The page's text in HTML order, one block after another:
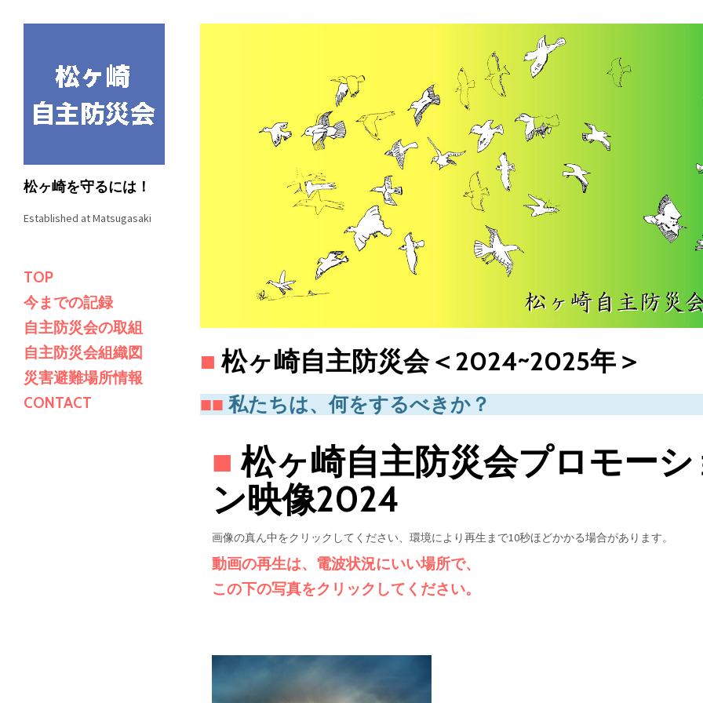
松ヶ崎を守るには！
Established at Matsugasaki
TOP
今までの記録
自主防災会の取組
自主防災会組織図
災害避難場所情報
CONTACT
■ 松ヶ崎自主防災会＜2024~2025年＞
■■ 私たちは、何をするべきか？
■ 松ヶ崎自主防災会プロモーシ
ン映像2024
画像の真ん中をクリックしてください、環境により再生まで10秒ほどかかる場合があります。
動画の再生は、電波状況にいい場所で、
この下の写真をクリックしてください。